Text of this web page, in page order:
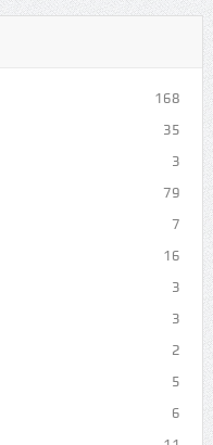
168
35
3
79
7
16
3
3
2
5
6